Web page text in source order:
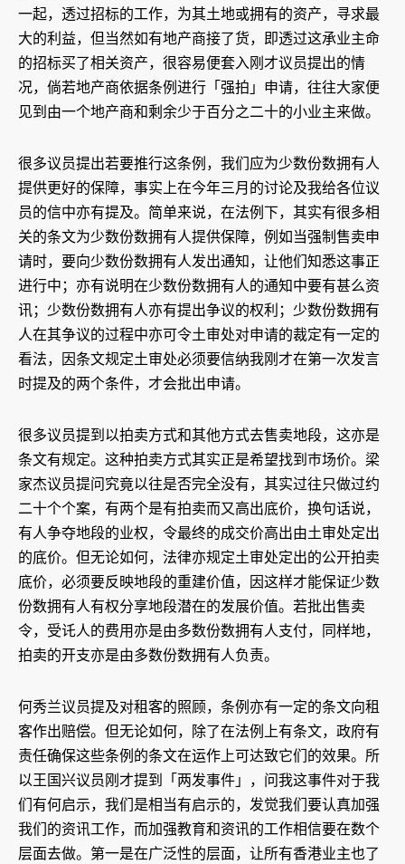
一起，透过招标的工作，为其土地或拥有的资产，寻求最
大的利益，但当然如有地产商接了货，即透过这承业主命
的招标买了相关资产，很容易便套入刚才议员提出的情
况，倘若地产商依据条例进行「强拍」申请，往往大家便
见到由一个地产商和剩余少于百分之二十的小业主来做。
很多议员提出若要推行这条例，我们应为少数份数拥有人
提供更好的保障，事实上在今年三月的讨论及我给各位议
员的信中亦有提及。简单来说，在法例下，其实有很多相
关的条文为少数份数拥有人提供保障，例如当强制售卖申
请时，要向少数份数拥有人发出通知，让他们知悉这事正
进行中；亦有说明在少数份数拥有人的通知中要有甚么资
讯；少数份数拥有人亦有提出争议的权利；少数份数拥有
人在其争议的过程中亦可令土审处对申请的裁定有一定的
看法，因条文规定土审处必须要信纳我刚才在第一次发言
时提及的两个条件，才会批出申请。
很多议员提到以拍卖方式和其他方式去售卖地段，这亦是
条文有规定。这种拍卖方式其实正是希望找到巿场价。梁
家杰议员提问究竟以往是否完全没有，其实过往只做过约
二十个个案，有两个是有拍卖而又高出底价，换句话说，
有人争夺地段的业权，令最终的成交价高出由土审处定出
的底价。但无论如何，法律亦规定土审处定出的公开拍卖
底价，必须要反映地段的重建价值，因这样才能保证少数
份数拥有人有权分享地段潜在的发展价值。若批出售卖
令，受讬人的费用亦是由多数份数拥有人支付，同样地，
拍卖的开支亦是由多数份数拥有人负责。
何秀兰议员提及对租客的照顾，条例亦有一定的条文向租
客作出赔偿。但无论如何，除了在法例上有条文，政府有
责任确保这些条例的条文在运作上可达致它们的效果。所
以王国兴议员刚才提到「两发事件」，问我这事件对于我
们有何启示，我们是相当有启示的，发觉我们要认真加强
我们的资讯工作，而加强教育和资讯的工作相信要在数个
层面去做。第一是在广泛性的层面，让所有香港业主也了